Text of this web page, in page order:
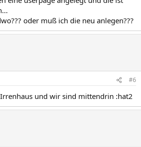
oder muß ich die neu anlegen???
#6
und wir sind mittendrin :hat2